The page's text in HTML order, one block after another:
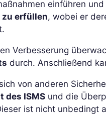
einführen
zu erfüllen, wobei er
Verbesserung
durch. Anschließend
von anderen
des ISMS und die
ist nicht unbedingt